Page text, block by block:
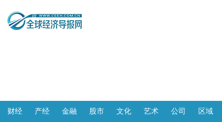
财经 产经 金融 股市 文化 艺术 公司
区域